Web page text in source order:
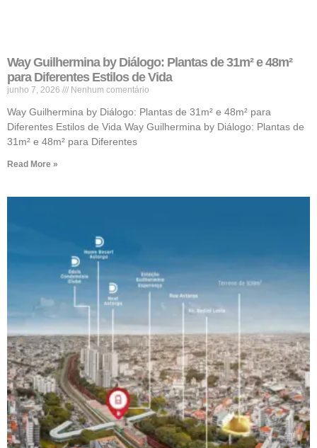
Way Guilhermina by Diálogo: Plantas de 31m² e 48m²
para Diferentes Estilos de Vida
junho 7, 2026 Nenhum comentário
Way Guilhermina by Diálogo: Plantas de 31m² e 48m² para
Diferentes Estilos de Vida Way Guilhermina by Diálogo: Plantas de
31m² e 48m² para Diferentes
Read More »